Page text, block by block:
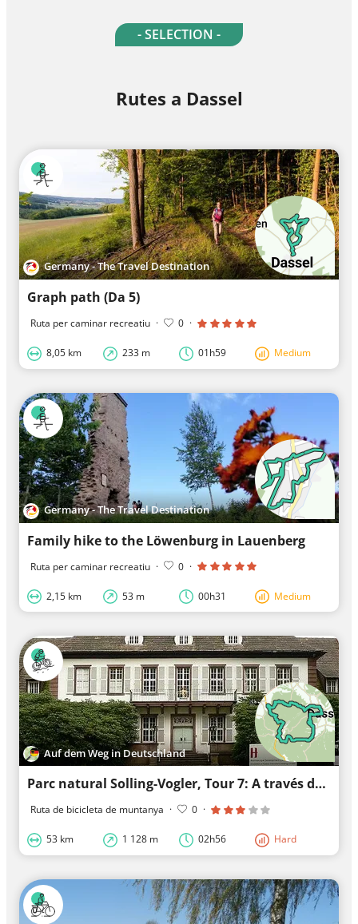
- SELECTION -
Rutes a Dassel
Germany - The Travel Destination
Graph path (Da 5)
Ruta per caminar recreatiu · 0 ·
8,05 km 233 m 01h59 Medium
Germany - The Travel Destination
Family hike to the Löwenburg in Lauenberg
Ruta per caminar recreatiu · 0 ·
2,15 km 53 m 00h31 Medium
Auf dem Weg in Deutschland
Parc natural Solling-Vogler, Tour 7: A través del Hochsolling
Ruta de bicicleta de muntanya · 0 ·
53 km 1 128 m 02h56 Hard